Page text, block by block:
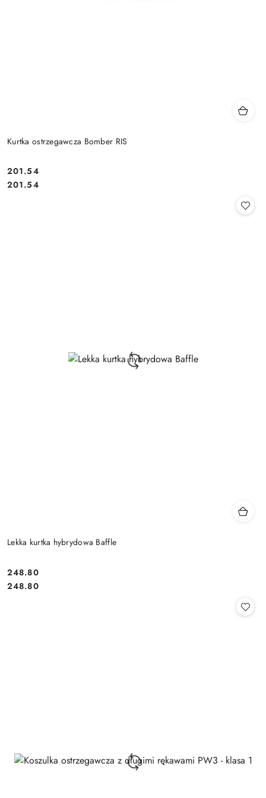
Kurtka ostrzegawcza Bomber RIS
Cena:
201.54
Cena:
201.54
Lekka kurtka hybrydowa Baffle
Cena:
248.80
Cena:
248.80